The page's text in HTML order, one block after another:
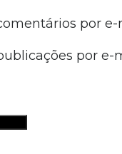
por e-
por e-